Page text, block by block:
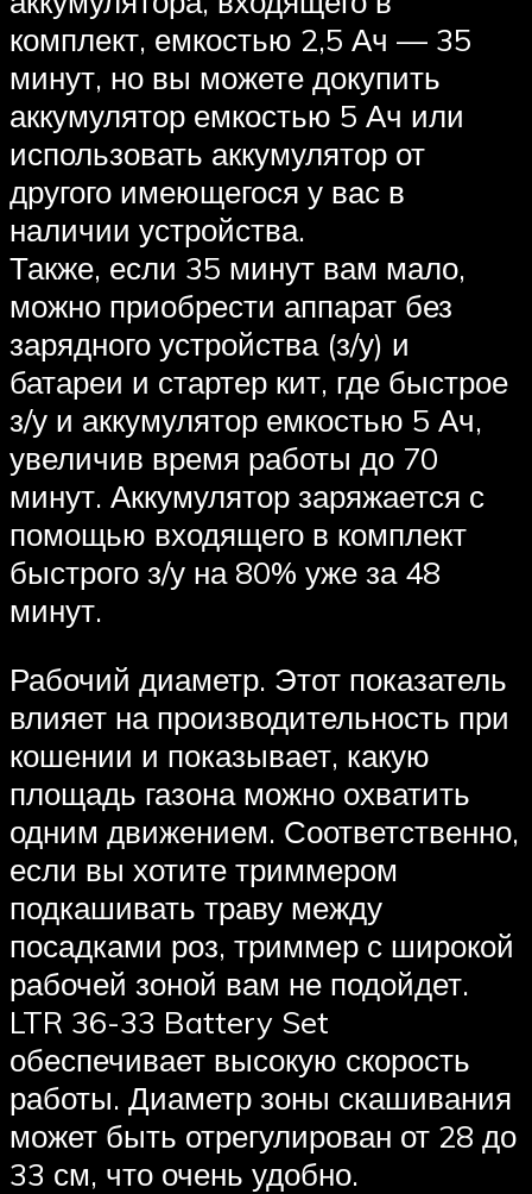
комплект, емкостью 2,5 Ач — 35
минут, но вы можете докупить
аккумулятор емкостью 5 Ач или
использовать аккумулятор от
другого имеющегося у вас в
наличии устройства.
Также, если 35 минут вам мало,
можно приобрести аппарат без
зарядного устройства (з/у) и
батареи и стартер кит, где быстрое
з/у и аккумулятор емкостью 5 Ач,
увеличив время работы до 70
минут. Аккумулятор заряжается с
помощью входящего в комплект
быстрого з/у на 80% уже за 48
минут.
Рабочий диаметр. Этот показатель
влияет на производительность при
кошении и показывает, какую
площадь газона можно охватить
одним движением. Соответственно,
если вы хотите триммером
подкашивать траву между
посадками роз, триммер с широкой
рабочей зоной вам не подойдет.
LTR 36-33 Battery Set
обеспечивает высокую скорость
работы. Диаметр зоны скашивания
может быть отрегулирован от 28 до
33 см, что очень удобно.